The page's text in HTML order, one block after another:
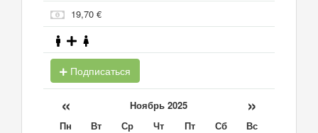
19,70 €
Подписаться
« Ноябрь 2025 »
Пн Вт Ср Чт Пт Сб
Вс